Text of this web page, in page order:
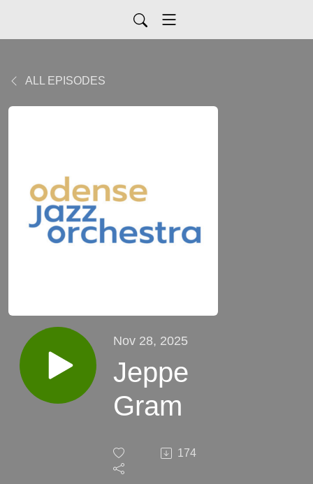
ALL EPISODES
Nov 28, 2025
Jeppe
Gram
174